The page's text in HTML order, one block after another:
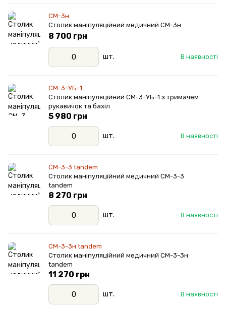
СМ-3н
Столик маніпуляційний медичний СМ-3н
В наявності
8 700 грн
шт.
СМ-3-УБ-1
Столик маніпуляційний СМ-3-УБ-1 з тримачем
рукавичок та бахіл
В наявності
5 980 грн
шт.
СМ-3-3 tandem
Столик маніпуляційний медичний СМ-3-3
tandem
В наявності
8 270 грн
шт.
СМ-3-3н tandem
Столик маніпуляційний медичний СМ-3-3н
tandem
В наявності
11 270 грн
шт.